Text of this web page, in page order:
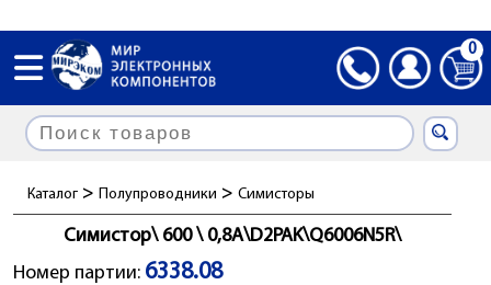
0
Каталог > Полупроводники > Симисторы
Симистор\ 600 \ 0,8А\D2PAK\Q6006N5R\
Номер партии: 6338.08